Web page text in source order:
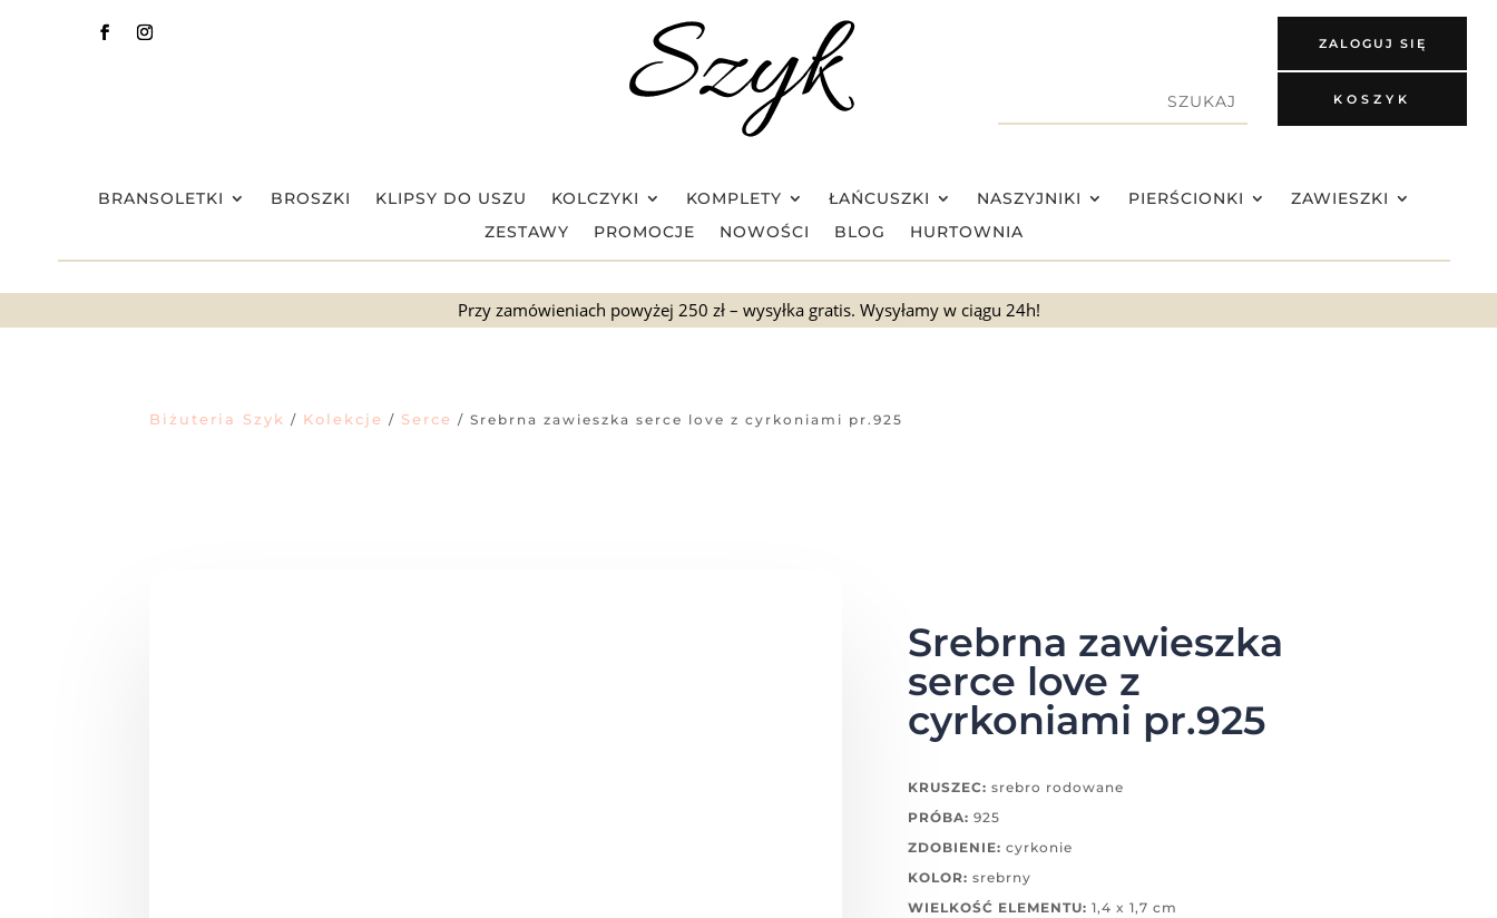
ZALOGUJ SIĘ
KOSZYK
BRANSOLETKI BROSZKI KLIPSY DO USZU KOLCZYKI KOMPLETY ŁAŃCUSZKI NASZYJNIKI PIERŚCIONKI
ZAWIESZKI
ZESTAWY
PROMOCJE NOWOŚCI BLOG HURTOWNIA
Przy zamówieniach powyżej 250 zł – wysyłka gratis. Wysyłamy w ciągu 24h!
Biżuteria Szyk / Kolekcje / Serce / Srebrna zawieszka serce love z cyrkoniami pr.925
Srebrna zawieszka
serce love z
cyrkoniami pr.925
KRUSZEC: srebro rodowane
PRÓBA: 925
ZDOBIENIE: cyrkonie
KOLOR: srebrny
WIELKOŚĆ ELEMENTU: 1,4 x 1,7 cm